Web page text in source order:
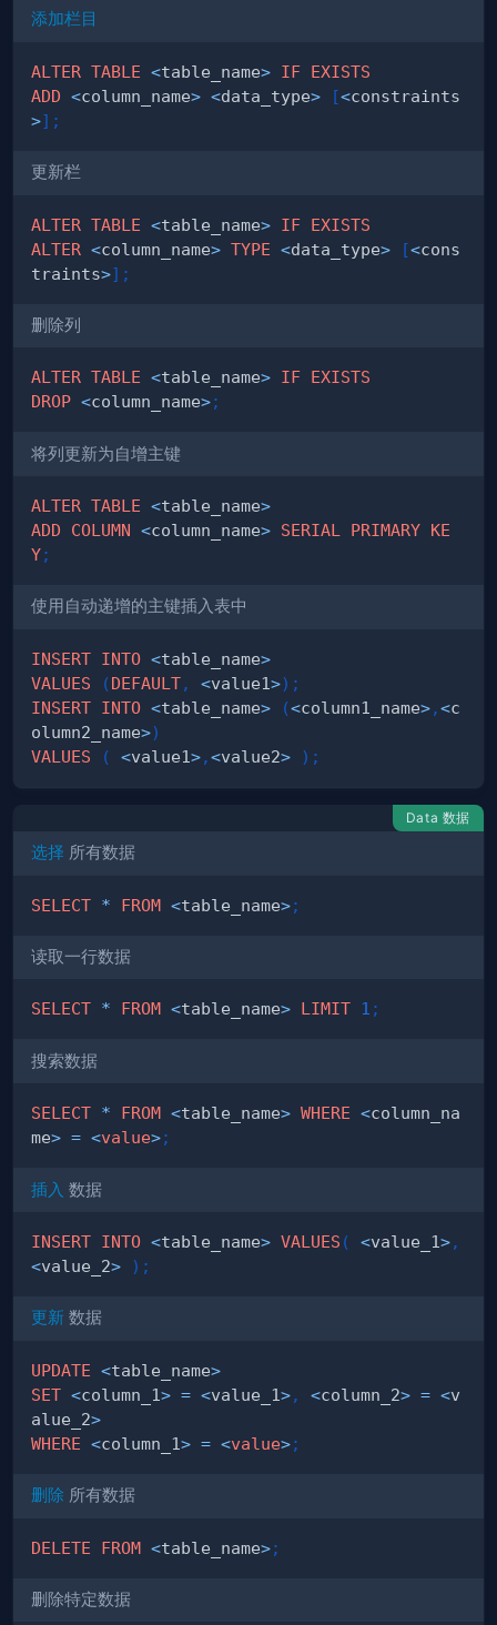
添加栏目
ALTER TABLE <table_name> IF EXISTS
ADD <column_name> <data_type> [<constraints
>] ;
更新栏
ALTER TABLE <table_name> IF EXISTS
ALTER <column_name> TYPE <data_type> [<cons
traints>] ;
删除列
ALTER TABLE <table_name> IF EXISTS
DROP <column_name>;
将列更新为自增主键
ALTER TABLE <table_name>
ADD
COLUMN <column_name> SERIAL PRIMARY KE
Y;
使用自动递增的主键插入表中
INSERT INTO <table_name>
VALUES
(DEFAULT, <value1>) ;
INSERT INTO <table_name> (<column1_name>,<c
olumn2_name>)
VALUES
( <value1>,<value2> ) ;
Data 数据
选择 所有数据
SELECT * FROM <table_name>;
读取一行数据
SELECT * FROM <table_name> LIMIT 1 ;
搜索数据
SELECT * FROM <table_name> WHERE <column_na
me> = <value>;
插入 数据
INSERT INTO <table_name> VALUES ( <value_1>,
<value_2> ) ;
更新 数据
UPDATE <table_name>
SET <column_1> = <value_1>, <column_2> = <v
alue_2>
WHERE <column_1> = <value>;
删除 所有数据
DELETE FROM <table_name>;
删除特定数据